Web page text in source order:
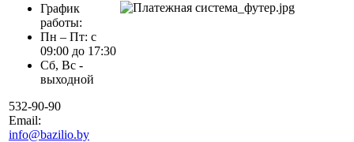
График
работы:
Пн – Пт: с
09:00 до 17:30
Сб, Вс -
выходной
532-90-90
Email:
info@bazilio.by